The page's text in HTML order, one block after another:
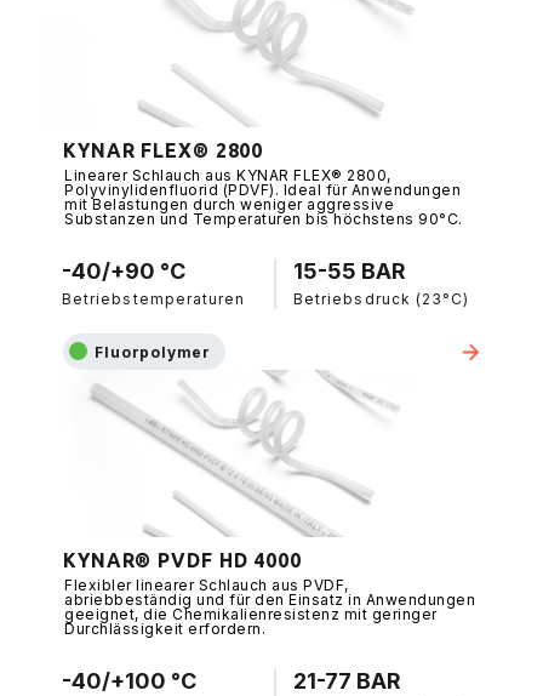
KYNAR FLEX® 2800
Linearer Schlauch aus KYNAR FLEX® 2800,
Polyvinylidenfluorid (PDVF). Ideal für Anwendungen
mit Belastungen durch weniger aggressive
Substanzen und Temperaturen bis höchstens 90°C.
-40/+90 °C
Betriebstemperaturen
15-55 BAR
Betriebsdruck (23°C)
Fluorpolymer
KYNAR® PVDF HD 4000
Flexibler linearer Schlauch aus PVDF,
abriebbeständig und für den Einsatz in Anwendungen
geeignet, die Chemikalienresistenz mit geringer
Durchlässigkeit erfordern.
-40/+100 °C 21-77 BAR